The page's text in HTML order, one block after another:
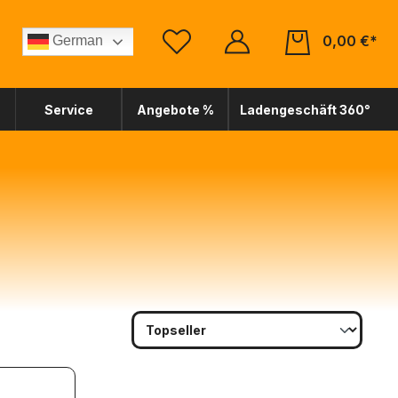
German
0,00 €*
Service Angebote % Ladengeschäft 360°